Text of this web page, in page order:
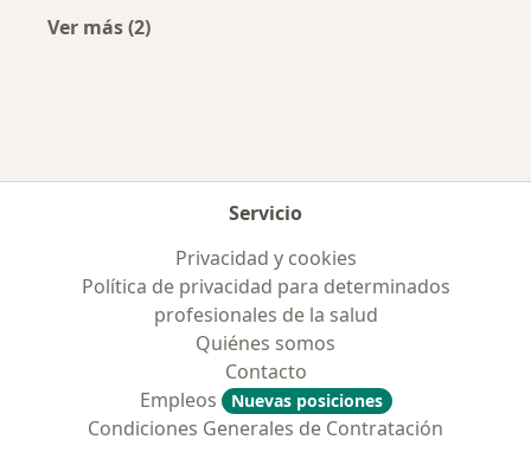
Ver más (2)
Servicio
Privacidad y cookies
Política de privacidad para determinados
profesionales de la salud
Quiénes somos
Contacto
Empleos
Nuevas posiciones
Condiciones Generales de Contratación